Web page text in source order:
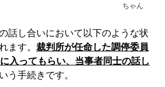
ちゃん
話し合いにおいて以下のような状
ます。 裁判所が任命した調停委員
入ってもらい、当事者同士の話し
う手続きです。